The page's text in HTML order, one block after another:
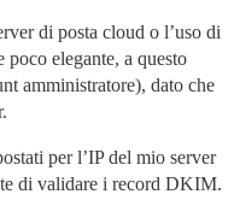
di posta cloud o l’uso di
elegante, a questo
amministratore), dato che
per l’IP del mio server
di validare i record DKIM.